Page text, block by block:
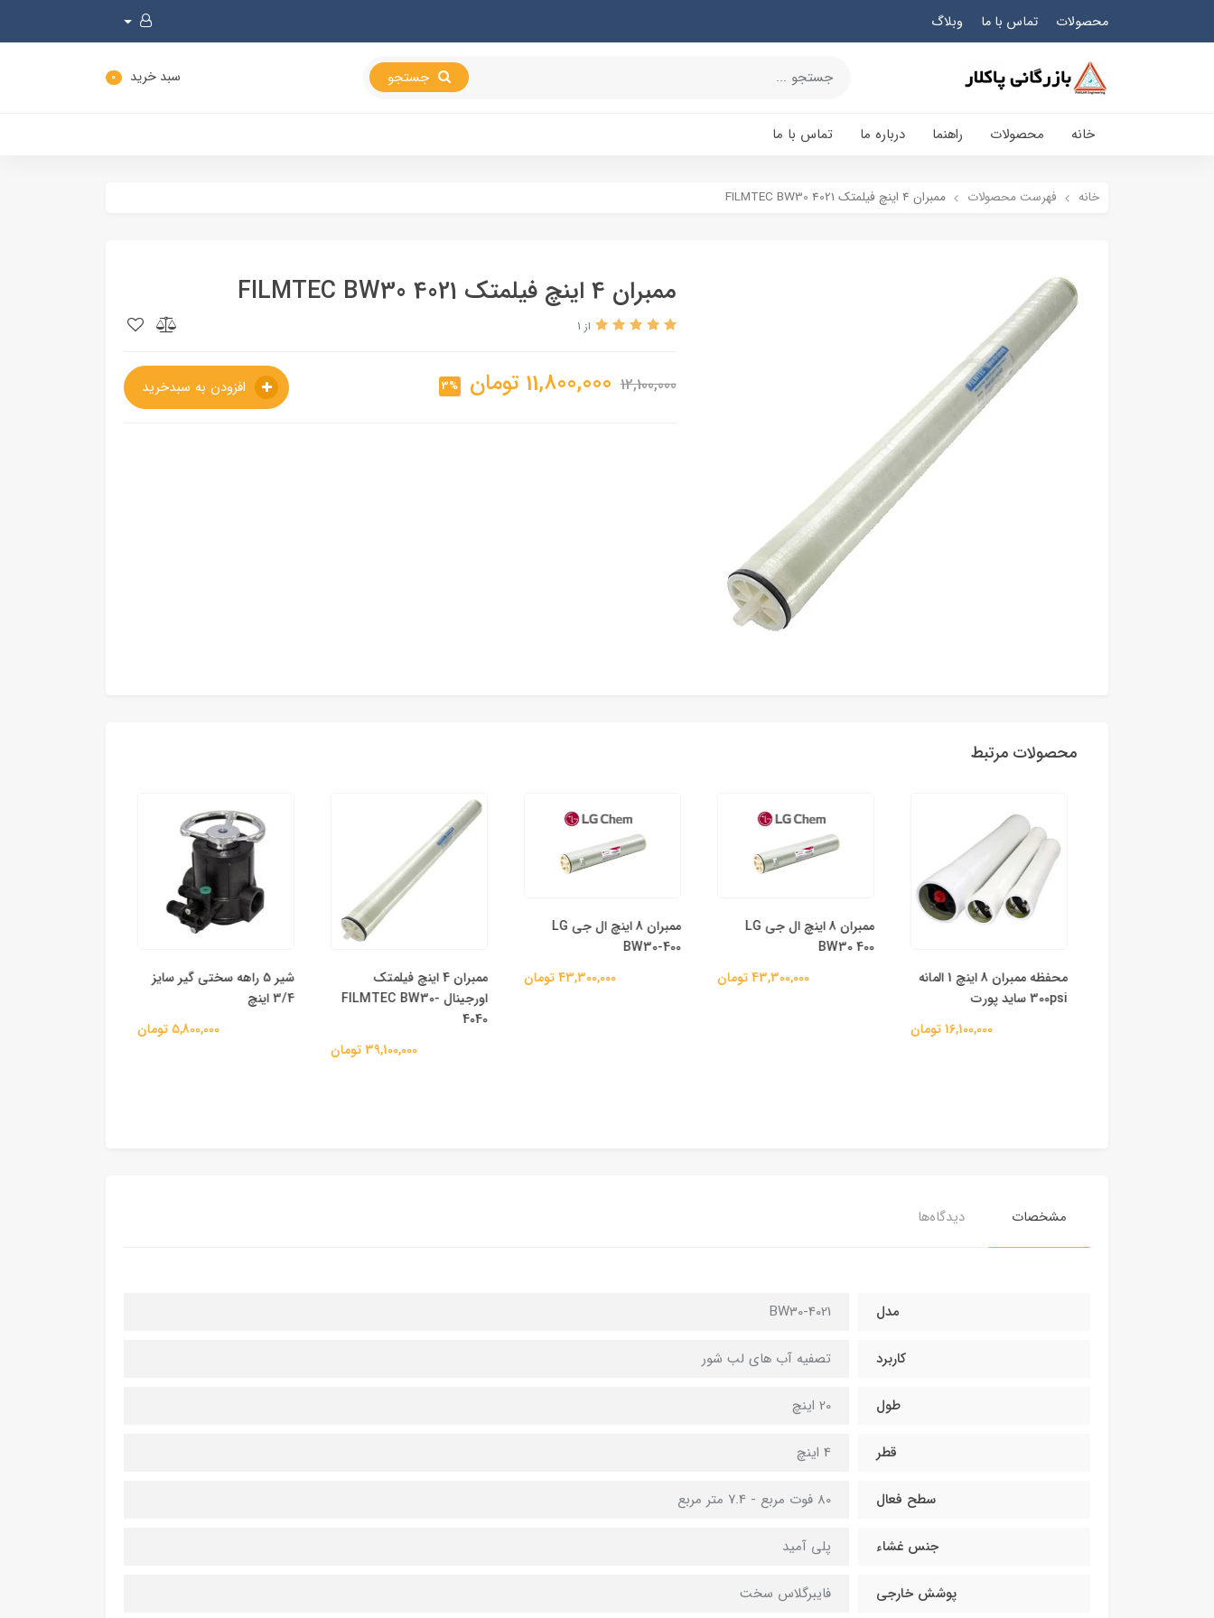
محصولات تماس با ما وبلاگ
سبد خرید 0
خانه محصولات راهنما درباره ما تماس با ما
خانه فهرست محصولات ممبران 4 اینچ فیلمتک FILMTEC BW30 4021
ممبران 4 اینچ فیلمتک FILMTEC BW30 4021
از 1
12,100,000
11,800,000 تومان 3%
محصولات مرتبط
محفظه ممبران 8 اینچ 1 المانه
300psi ساید پورت
16,100,000 تومان
ممبران 8 اینچ ال جی LG
BW30 400
43,300,000 تومان
ممبران 8 اینچ ال جی LG
BW30-400
43,300,000 تومان
ممبران 4 اینچ فیلمتک
اورجینال FILMTEC BW30-
4040
39,100,000 تومان
شیر 5 راهه سختی گیر سایز
3/4 اینچ
5,800,000 تومان
مشخصات دیدگاه‌ها
مدل BW30-4021
کاربرد تصفیه آب های لب شور
طول 20 اینچ
قطر 4 اینچ
سطح فعال 80 فوت مربع - 7.4 متر مربع
جنس غشاء پلی آمید
پوشش خارجی فایبرگلاس سخت